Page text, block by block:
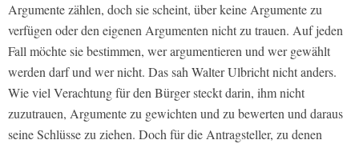
Argumente zählen, doch sie scheint, über keine Argumente zu
verfügen oder den eigenen Argumenten nicht zu trauen. Auf jeden
Fall möchte sie bestimmen, wer argumentieren und wer gewählt
werden darf und wer nicht. Das sah Walter Ulbricht nicht anders.
Wie viel Verachtung für den Bürger steckt darin, ihm nicht
zuzutrauen, Argumente zu gewichten und zu bewerten und daraus
seine Schlüsse zu ziehen. Doch für die Antragsteller, zu denen